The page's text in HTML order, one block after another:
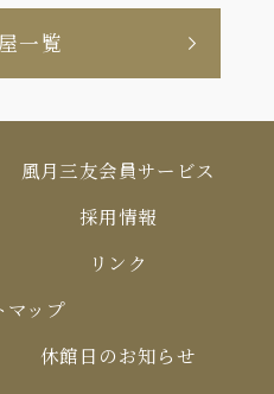
一覧
風月三友会員サービス
採用情報
リンク
マップ
休館⽇のお知らせ